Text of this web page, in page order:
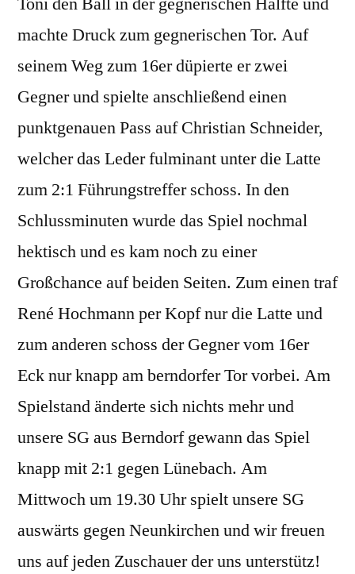
machte Druck zum gegnerischen Tor. Auf
seinem Weg zum 16er düpierte er zwei
Gegner und spielte anschließend einen
punktgenauen Pass auf Christian Schneider,
welcher das Leder fulminant unter die Latte
zum 2:1 Führungstreffer schoss. In den
Schlussminuten wurde das Spiel nochmal
hektisch und es kam noch zu einer
Großchance auf beiden Seiten. Zum einen traf
René Hochmann per Kopf nur die Latte und
zum anderen schoss der Gegner vom 16er
Eck nur knapp am berndorfer Tor vorbei. Am
Spielstand änderte sich nichts mehr und
unsere SG aus Berndorf gewann das Spiel
knapp mit 2:1 gegen Lünebach. Am
Mittwoch um 19.30 Uhr spielt unsere SG
auswärts gegen Neunkirchen und wir freuen
uns auf jeden Zuschauer der uns unterstütz!